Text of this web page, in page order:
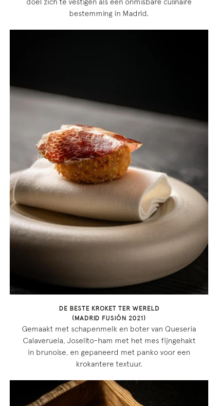
doel zich te vestigen als een onmisbare culinaire
bestemming in Madrid.
DE BESTE KROKET TER WERELD
(MADRID FUSIÓN 2021)
Gemaakt met schapenmelk en boter van Quesería
Calaveruela, Joselito-ham met het mes fijngehakt
in brunoise, en gepaneerd met panko voor een
krokantere textuur.